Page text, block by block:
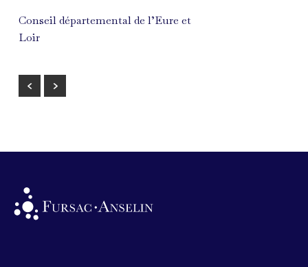
Conseil départemental de l’Eure et
Loir